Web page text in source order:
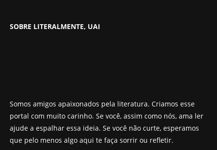
SOBRE LITERALMENTE, UAI
Somos amigos apaixonados pela literatura. Criamos esse
portal com muito carinho. Se você, assim como nós, ama ler
ajude a espalhar essa ideia. Se você não curte, esperamos
que pelo menos algo aqui te faça sorrir ou refletir.